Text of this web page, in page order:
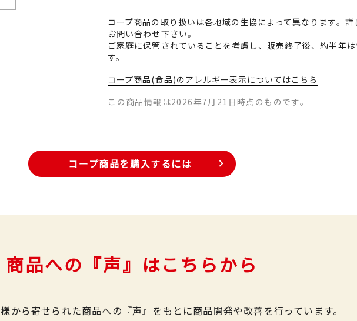
コープ商品の取り扱いは各地域の生協によって異なります。
お問い合わせ下さい。
ご家庭に保管されていることを考慮し、販売終了後、約半年
す。
コープ商品(食品)のアレルギー表示についてはこちら
この商品情報は2026年7月21日時点のものです。
コープ商品を購入するには
商品への『声』はこちらから
から寄せられた商品への『声』をもとに商品開発や改善を行っています。